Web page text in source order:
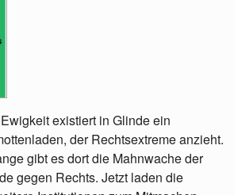
existiert in Glinde ein
der Rechtsextreme anzieht.
gibt es dort die Mahnwache der
gegen Rechts. Jetzt laden die